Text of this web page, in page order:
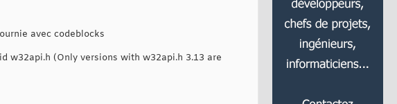
avec codeblocks
w32api.h (Only versions with w32api.h 3.13 are